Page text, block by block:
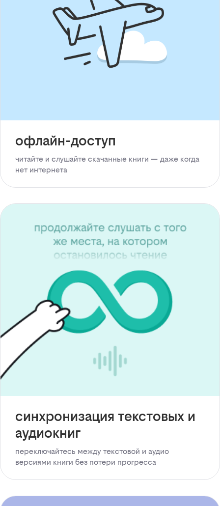
офлайн-доступ
читайте и слушайте скачанные книги — даже когда
нет интернета
синхронизация текстовых и
аудиокниг
переключайтесь между текстовой и аудио
версиями книги без потери прогресса